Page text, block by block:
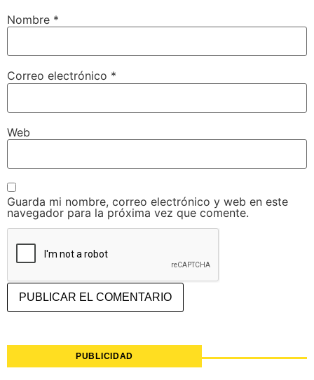
Nombre *
Correo electrónico *
Web
Guarda mi nombre, correo electrónico y web en este
navegador para la próxima vez que comente.
PUBLICIDAD